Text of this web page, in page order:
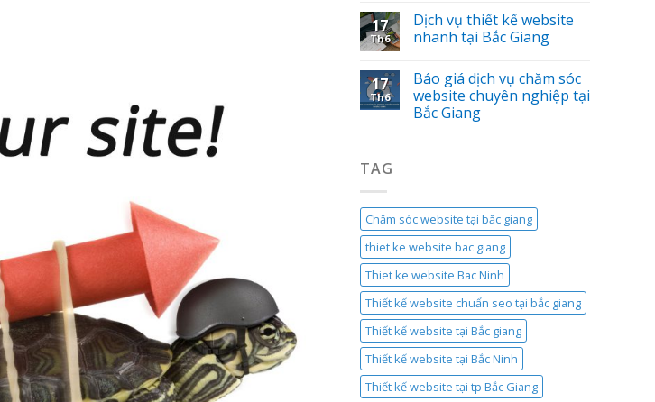
17
Th6
Dịch vụ thiết kế website
nhanh tại Bắc Giang
17
Th6
Báo giá dịch vụ chăm sóc
website chuyên nghiệp tại
Bắc Giang
TAG
Chăm sóc website tại băc giang
thiet ke website bac giang
Thiet ke website Bac Ninh
Thiết kế website chuẩn seo tại bắc giang
Thiết kế website tại Bắc giang
Thiết kế website tại Bắc Ninh
Thiết kế website tại tp Bắc Giang